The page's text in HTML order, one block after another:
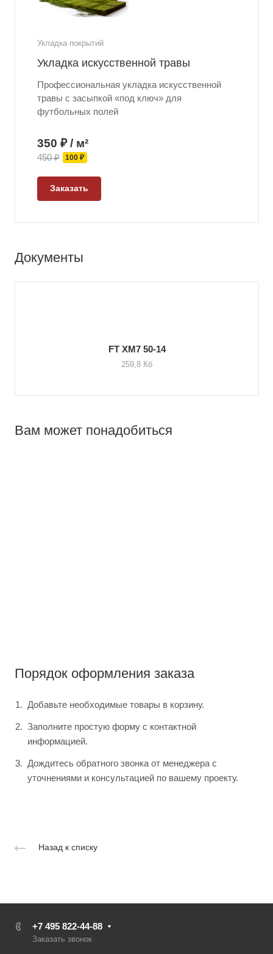
Укладка покрытий
Укладка искусственной травы
Профессиональная укладка искусственной
травы с засыпкой «под ключ» для
футбольных полей
350 ₽ / м²
450 ₽ 100 ₽
Заказать
Документы
FT XM7 50-14
259,8 Кб
Вам может понадобиться
Порядок оформления заказа
Добавьте необходимые товары в корзину.
Заполните простую форму с контактной
информацией.
Дождитесь обратного звонка от менеджера с
уточнениями и консультацией по вашему проекту.
Назад к списку
+7 495 822-44-88
Заказать звонок